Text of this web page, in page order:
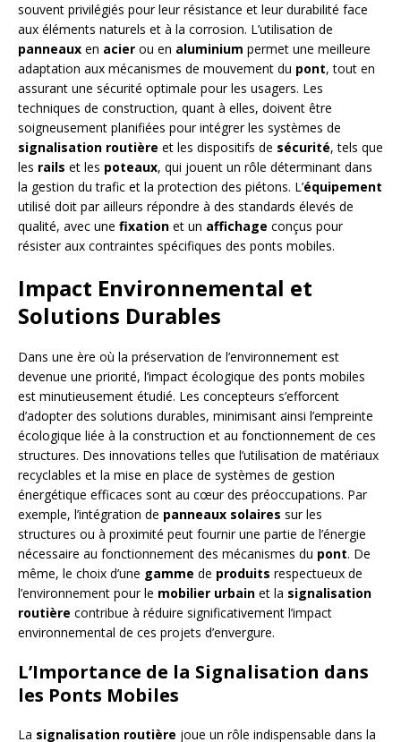
souvent privilégiés pour leur résistance et leur durabilité face
aux éléments naturels et à la corrosion. L’utilisation de
panneaux en acier ou en aluminium permet une meilleure
adaptation aux mécanismes de mouvement du pont, tout en
assurant une sécurité optimale pour les usagers. Les
techniques de construction, quant à elles, doivent être
soigneusement planifiées pour intégrer les systèmes de
signalisation routière et les dispositifs de sécurité, tels que
les rails et les poteaux, qui jouent un rôle déterminant dans
la gestion du trafic et la protection des piétons. L’équipement
utilisé doit par ailleurs répondre à des standards élevés de
qualité, avec une fixation et un affichage conçus pour
résister aux contraintes spécifiques des ponts mobiles.
Impact Environnemental et
Solutions Durables
Dans une ère où la préservation de l’environnement est
devenue une priorité, l’impact écologique des ponts mobiles
est minutieusement étudié. Les concepteurs s’efforcent
d’adopter des solutions durables, minimisant ainsi l’empreinte
écologique liée à la construction et au fonctionnement de ces
structures. Des innovations telles que l’utilisation de matériaux
recyclables et la mise en place de systèmes de gestion
énergétique efficaces sont au cœur des préoccupations. Par
exemple, l’intégration de panneaux solaires sur les
structures ou à proximité peut fournir une partie de l’énergie
nécessaire au fonctionnement des mécanismes du pont. De
même, le choix d’une gamme de produits respectueux de
l’environnement pour le mobilier urbain et la signalisation
routière contribue à réduire significativement l’impact
environnemental de ces projets d’envergure.
L’Importance de la Signalisation dans
les Ponts Mobiles
La signalisation routière joue un rôle indispensable dans la